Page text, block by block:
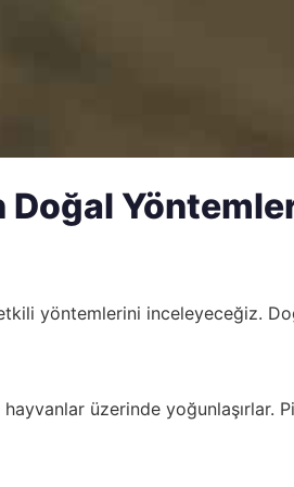
Doğal
yöntemlerini inceleyeceğiz.
üzerinde yoğunlaşırlar.